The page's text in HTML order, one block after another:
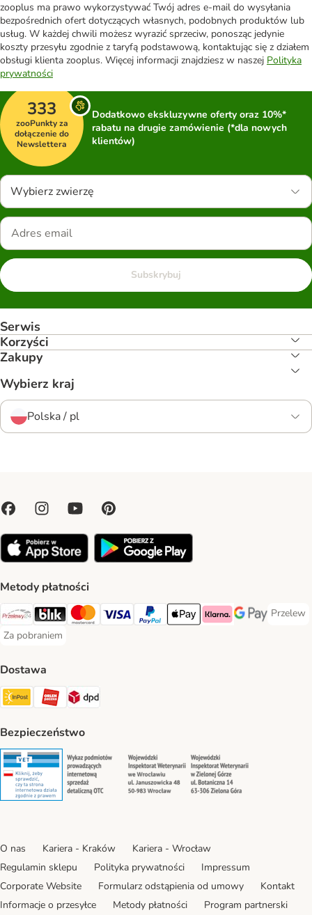
zooplus ma prawo wykorzystywać Twój adres e-mail do wysyłania
bezpośrednich ofert dotyczących własnych, podobnych produktów lub
usług. W każdej chwili możesz wyrazić sprzeciw, ponosząc jedynie
koszty przesyłu zgodnie z taryfą podstawową, kontaktując się z działem
obsługi klienta zooplus. Więcej informacji znajdziesz w naszej Polityka
prywatności
333
zooPunkty za
dołączenie do
Newslettera
Dodatkowo ekskluzywne oferty oraz 10%*
rabatu na drugie zamówienie (*dla nowych
klientów)
Wybierz zwierzę
Subskrybuj
Serwis
Korzyści
Zakupy
Wybierz kraj
Polska / pl
Metody płatności
Przelewy24 Payment Method
Blik Payment Method
MasterCard Payment Method
Visa Payment Method
PayPal Payment Method
Apple Pay Payment Method
Klarna Payment Method
Google Pay
Przelew
Przelew
Za pobraniem
Za pobraniem Payment Method
Dostawa
Paczkomat® Shipping Method
ORLEN Paczka Shipping Method
DPD Shipping Method
Bezpieczeństwo
Security Security Security
O nas Kariera - Kraków
Kariera - Wrocław
Regulamin sklepu
Polityka prywatności
Impressum
Corporate Website
Formularz odstąpienia od umowy
Kontakt
Informacje o przesyłce
Metody płatności Program partnerski